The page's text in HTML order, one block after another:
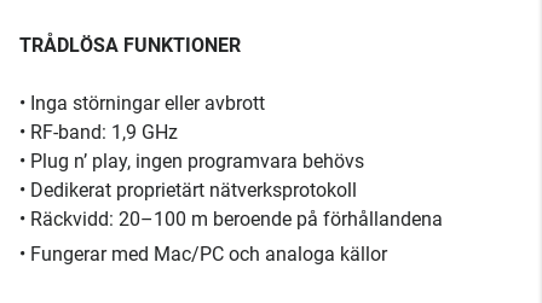
TRÅDLÖSA FUNKTIONER
• Inga störningar eller avbrott
• RF-band: 1,9 GHz
• Plug n’ play, ingen programvara behövs
• Dedikerat proprietärt nätverksprotokoll
• Räckvidd: 20–100 m beroende på förhållandena
• Fungerar med Mac/PC och analoga källor